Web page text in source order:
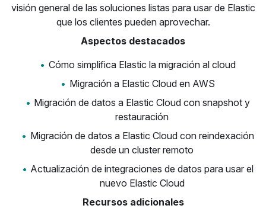
visión general de las soluciones listas para usar de Elastic
que los clientes pueden aprovechar.
Aspectos destacados
Cómo simplifica Elastic la migración al cloud
Migración a Elastic Cloud en AWS
Migración de datos a Elastic Cloud con snapshot y
restauración
Migración de datos a Elastic Cloud con reindexación
desde un cluster remoto
Actualización de integraciones de datos para usar el
nuevo Elastic Cloud
Recursos adicionales